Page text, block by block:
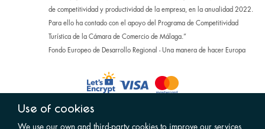
de competitividad y productividad de la empresa, en la anualidad 2022.
Para ello ha contado con el apoyo del Programa de Competitividad
Turística de la Cámara de Comercio de Málaga.”
Fondo Europeo de Desarrollo Regional - Una manera de hacer Europa
Use of cookies
We use our own and third-party cookies to improve our services